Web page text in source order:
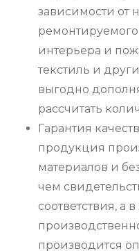
зависимости от
интерьера и
текстиль и
выгодно
рассчитать
Гарантия
продукция
материалов и
чем
соответствия, а
производится